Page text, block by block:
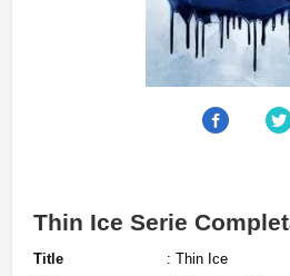
Thin Ice Serie
Title
: Thin Ice